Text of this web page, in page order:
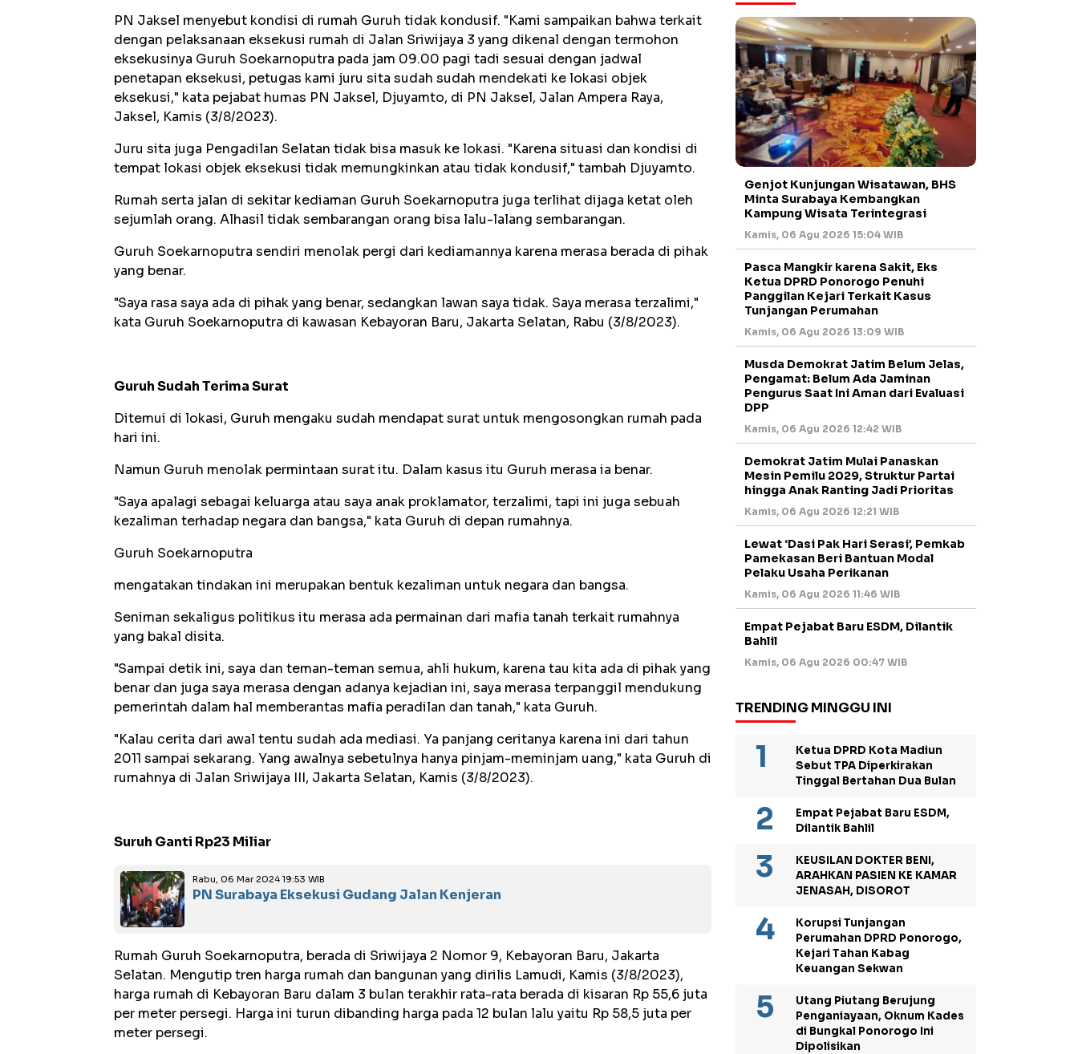
PN Jaksel menyebut kondisi di rumah Guruh tidak kondusif. "Kami sampaikan bahwa terkait
dengan pelaksanaan eksekusi rumah di Jalan Sriwijaya 3 yang dikenal dengan termohon
eksekusinya Guruh Soekarnoputra pada jam 09.00 pagi tadi sesuai dengan jadwal
penetapan eksekusi, petugas kami juru sita sudah sudah mendekati ke lokasi objek
eksekusi," kata pejabat humas PN Jaksel, Djuyamto, di PN Jaksel, Jalan Ampera Raya,
Jaksel, Kamis (3/8/2023).
Juru sita juga Pengadilan Selatan tidak bisa masuk ke lokasi. "Karena situasi dan kondisi di
tempat lokasi objek eksekusi tidak memungkinkan atau tidak kondusif," tambah Djuyamto.
Rumah serta jalan di sekitar kediaman Guruh Soekarnoputra juga terlihat dijaga ketat oleh
sejumlah orang. Alhasil tidak sembarangan orang bisa lalu-lalang sembarangan.
Guruh Soekarnoputra sendiri menolak pergi dari kediamannya karena merasa berada di pihak
yang benar.
"Saya rasa saya ada di pihak yang benar, sedangkan lawan saya tidak. Saya merasa terzalimi,"
kata Guruh Soekarnoputra di kawasan Kebayoran Baru, Jakarta Selatan, Rabu (3/8/2023).
Guruh Sudah Terima Surat
Ditemui di lokasi, Guruh mengaku sudah mendapat surat untuk mengosongkan rumah pada
hari ini.
Namun Guruh menolak permintaan surat itu. Dalam kasus itu Guruh merasa ia benar.
"Saya apalagi sebagai keluarga atau saya anak proklamator, terzalimi, tapi ini juga sebuah
kezaliman terhadap negara dan bangsa," kata Guruh di depan rumahnya.
Guruh Soekarnoputra
mengatakan tindakan ini merupakan bentuk kezaliman untuk negara dan bangsa.
Seniman sekaligus politikus itu merasa ada permainan dari mafia tanah terkait rumahnya
yang bakal disita.
"Sampai detik ini, saya dan teman-teman semua, ahli hukum, karena tau kita ada di pihak yang
benar dan juga saya merasa dengan adanya kejadian ini, saya merasa terpanggil mendukung
pemerintah dalam hal memberantas mafia peradilan dan tanah," kata Guruh.
"Kalau cerita dari awal tentu sudah ada mediasi. Ya panjang ceritanya karena ini dari tahun
2011 sampai sekarang. Yang awalnya sebetulnya hanya pinjam-meminjam uang," kata Guruh di
rumahnya di Jalan Sriwijaya III, Jakarta Selatan, Kamis (3/8/2023).
Suruh Ganti Rp23 Miliar
Rabu, 06 Mar 2024 19:53 WIB
PN Surabaya Eksekusi Gudang Jalan Kenjeran
Rumah Guruh Soekarnoputra, berada di Sriwijaya 2 Nomor 9, Kebayoran Baru, Jakarta
Selatan. Mengutip tren harga rumah dan bangunan yang dirilis Lamudi, Kamis (3/8/2023),
harga rumah di Kebayoran Baru dalam 3 bulan terakhir rata-rata berada di kisaran Rp 55,6 juta
per meter persegi. Harga ini turun dibanding harga pada 12 bulan lalu yaitu Rp 58,5 juta per
meter persegi.
Genjot Kunjungan Wisatawan, BHS
Minta Surabaya Kembangkan
Kampung Wisata Terintegrasi
Kamis, 06 Agu 2026 15:04 WIB
Pasca Mangkir karena Sakit, Eks
Ketua DPRD Ponorogo Penuhi
Panggilan Kejari Terkait Kasus
Tunjangan Perumahan
Kamis, 06 Agu 2026 13:09 WIB
Musda Demokrat Jatim Belum Jelas,
Pengamat: Belum Ada Jaminan
Pengurus Saat Ini Aman dari Evaluasi
DPP
Kamis, 06 Agu 2026 12:42 WIB
Demokrat Jatim Mulai Panaskan
Mesin Pemilu 2029, Struktur Partai
hingga Anak Ranting Jadi Prioritas
Kamis, 06 Agu 2026 12:21 WIB
Lewat ‘Dasi Pak Hari Serasi’, Pemkab
Pamekasan Beri Bantuan Modal
Pelaku Usaha Perikanan
Kamis, 06 Agu 2026 11:46 WIB
Empat Pejabat Baru ESDM, Dilantik
Bahlil
Kamis, 06 Agu 2026 00:47 WIB
TRENDING MINGGU INI
Ketua DPRD Kota Madiun
Sebut TPA Diperkirakan
Tinggal Bertahan Dua Bulan
Empat Pejabat Baru ESDM,
Dilantik Bahlil
KEUSILAN DOKTER BENI,
ARAHKAN PASIEN KE KAMAR
JENASAH, DISOROT
Korupsi Tunjangan
Perumahan DPRD Ponorogo,
Kejari Tahan Kabag
Keuangan Sekwan
Utang Piutang Berujung
Penganiayaan, Oknum Kades
di Bungkal Ponorogo Ini
Dipolisikan